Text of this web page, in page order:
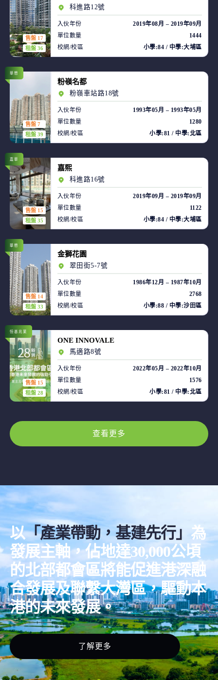
售盤 17
租盤 36
科進路12號
入伙年份
2019年08月 – 2019年09月
單位數量
1444
校網/校區
小學:84 / 中學:大埔區
售盤 7
租盤 39
華懋
粉嶺名都
粉嶺車站路18號
入伙年份
1993年05月 – 1993年05月
單位數量
1280
校網/校區
小學:81 / 中學:北區
售盤 15
租盤 35
嘉華
嘉熙
科進路16號
入伙年份
2019年09月 – 2019年09月
單位數量
1122
校網/校區
小學:84 / 中學:大埔區
售盤 14
租盤 33
華懋
金獅花園
翠田街5-7號
入伙年份
1986年12月 – 1987年10月
單位數量
2768
校網/校區
小學:88 / 中學:沙田區
售盤 15
租盤 28
恒基兆業
ONE INNOVALE
馬適路8號
入伙年份
2022年05月 – 2022年10月
單位數量
1576
校網/校區
小學:81 / 中學:北區
查看更多
以「產業帶動，基建先行」 為
發展主軸，佔地達30,000公頃
的北部都會區將能促進港深融
合發展及聯繫大灣區，驅動本
港的未來發展。
了解更多